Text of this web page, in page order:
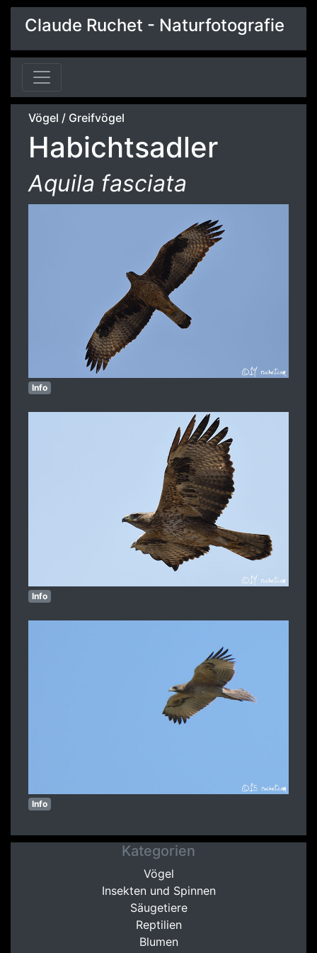
Claude Ruchet - Naturfotografie
Vögel / Greifvögel
Habichtsadler
Aquila fasciata
Info
Info
Info
Kategorien
Vögel
Insekten und Spinnen
Säugetiere
Reptilien
Blumen